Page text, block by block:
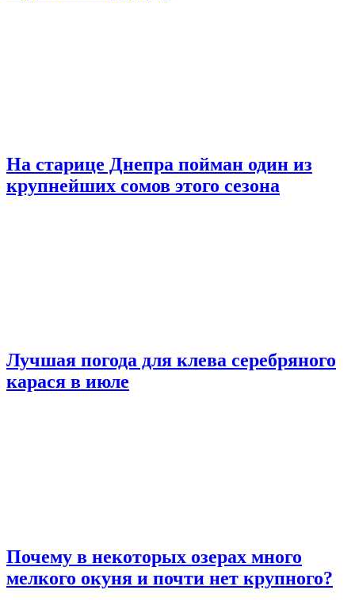
На старице Днепра пойман один из
крупнейших сомов этого сезона
Лучшая погода для клева серебряного
карася в июле
Почему в некоторых озерах много
мелкого окуня и почти нет крупного?